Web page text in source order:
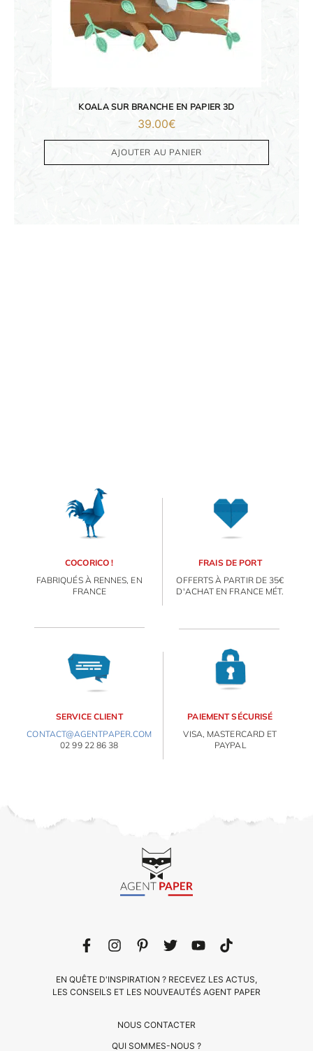
KOALA SUR BRANCHE EN PAPIER 3D
39.00€
AJOUTER AU PANIER
COCORICO !
FABRIQUÉS À RENNES, EN
FRANCE
FRAIS DE PORT
OFFERTS À PARTIR DE 35€
D'ACHAT EN FRANCE MÉT.
SERVICE CLIENT
CONTACT@AGENTPAPER.COM
02 99 22 86 38
PAIEMENT SÉCURISÉ
VISA, MASTERCARD ET
PAYPAL
NOUS CONTACTER
QUI SOMMES-NOUS ?
EN QUÊTE D'INSPIRATION ? RECEVEZ LES ACTUS,
LES CONSEILS ET LES NOUVEAUTÉS AGENT PAPER